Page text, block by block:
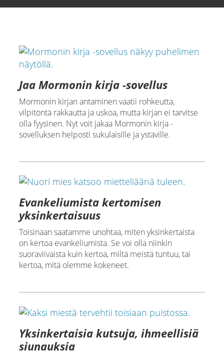
Jaa Mormonin kirja -sovellus
Mormonin kirjan antaminen vaatii rohkeutta,
vilpitöntä rakkautta ja uskoa, mutta kirjan ei tarvitse
olla fyysinen. Nyt voit jakaa Mormonin kirja -
sovelluksen helposti sukulaisille ja ystäville.
Evankeliumista kertomisen
yksinkertaisuus
Toisinaan saatamme unohtaa, miten yksinkertaista
on kertoa evankeliumista. Se voi olla niinkin
suoraviivaista kuin kertoa, miltä meistä tuntuu, tai
kertoa, mitä olemme kokeneet.
Yksinkertaisia kutsuja, ihmeellisiä
siunauksia